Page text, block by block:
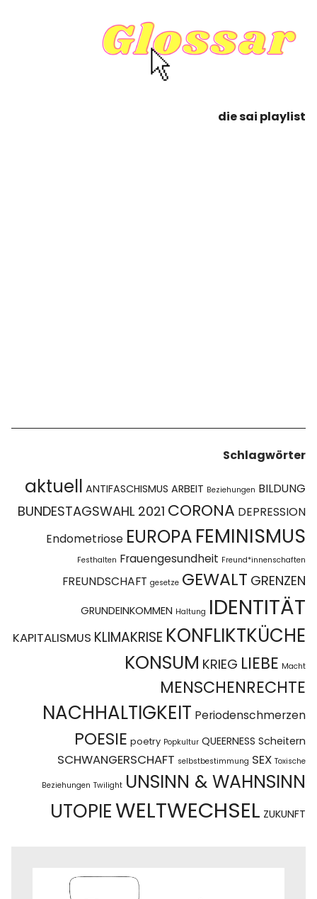
die sai playlist
Schlagwörter
aktuell ANTIFASCHISMUS ARBEIT Beziehungen BILDUNG
BUNDESTAGSWAHL 2021 CORONA DEPRESSION
Endometriose EUROPA FEMINISMUS
Festhalten Frauengesundheit Freund*innenschaften
FREUNDSCHAFT gesetze GEWALT GRENZEN
GRUNDEINKOMMEN Haltung IDENTITÄT
KAPITALISMUS KLIMAKRISE KONFLIKTKÜCHE
KONSUM KRIEG LIEBE Macht
MENSCHENRECHTE
NACHHALTIGKEIT Periodenschmerzen
POESIE poetry Popkultur QUEERNESS Scheitern
SCHWANGERSCHAFT selbstbestimmung SEX Toxische
Beziehungen Twilight UNSINN & WAHNSINN
UTOPIEWELTWECHSEL ZUKUNFT